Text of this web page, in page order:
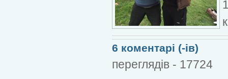
6 коментарі (-ів)
переглядів - 17724